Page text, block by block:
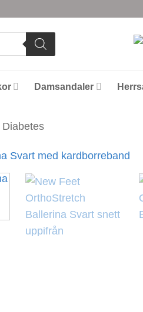
Damsandaler
Diabetes